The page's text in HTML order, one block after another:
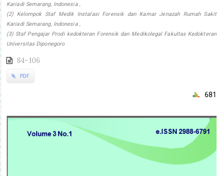
Kariadi Semarang, Indonesia ,
(2) Kelompok Staf Medik Instalasi Forensik dan Kamar Jenazah Rumah Sakit
Kariadi Semarang, Indonesia ,
(3) Staf Pengajar Prodi kedokteran Forensik dan Medikolegal Fakultas Kedokteran
Universitas Diponegoro
84-106
PDF
681